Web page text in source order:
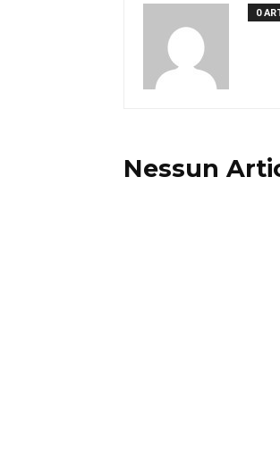
0
Nessun